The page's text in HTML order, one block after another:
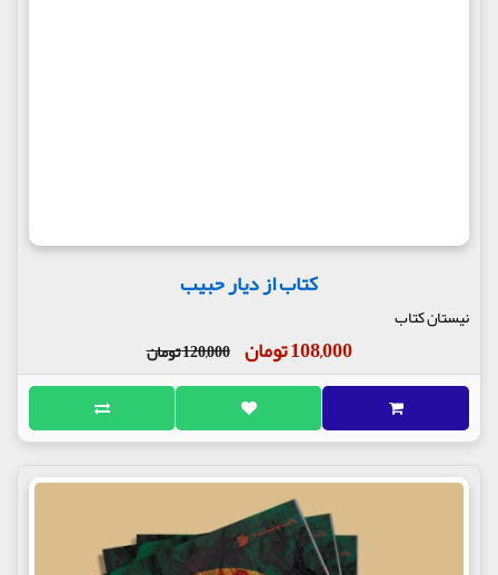
کتاب از دیار حبیب
نیستان کتاب
108,000 تومان 120,000 تومان